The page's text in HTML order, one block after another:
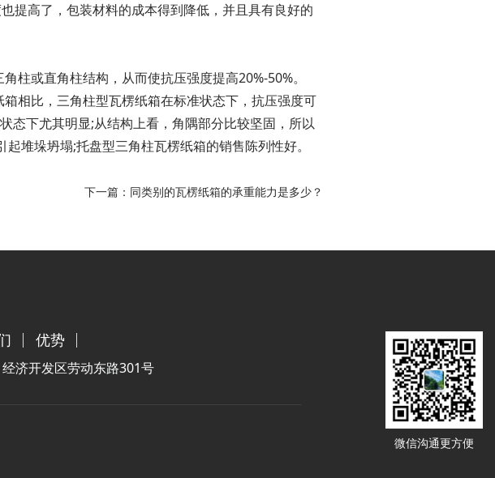
提高了，包装材料的成本得到降低，并且具有良好的
柱或直角柱结构，从而使抗压强度提高20%-50%。
相比，三角柱型瓦楞纸箱在标准状态下，抗压强度可
态下尤其明显;从结构上看，角隅部分比较坚固，所以
堆垛坍塌;托盘型三角柱瓦楞纸箱的销售陈列性好。
下一篇： 同类别的瓦楞纸箱的承重能力是多少？
优势
经济开发区劳动东路301号
微信沟通更方便